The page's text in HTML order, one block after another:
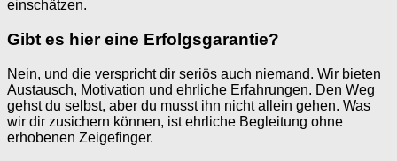
einschätzen.
Gibt es hier eine Erfolgsgarantie?
Nein, und die verspricht dir seriös auch niemand. Wir bieten
Austausch, Motivation und ehrliche Erfahrungen. Den Weg
gehst du selbst, aber du musst ihn nicht allein gehen. Was
wir dir zusichern können, ist ehrliche Begleitung ohne
erhobenen Zeigefinger.